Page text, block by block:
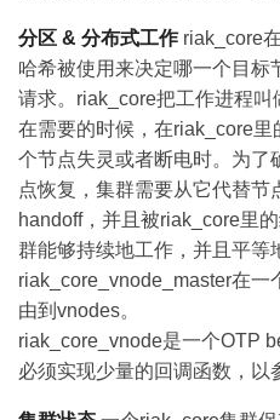
分区 & 分布式工作riak_core
哈希被使用来决定哪一个目标
请求。riak_core把工作进程叫
在需要的时候，在riak_core
个节点失灵或者断电时。为了
点恢复，集群需要从它代替
handoff，并且被riak_core里
群能够持续地工作，并且平等
riak_core_vnode_master在
由到vnodes。
riak_core_vnode是一个OTP
必须实现少量的回调函数，以